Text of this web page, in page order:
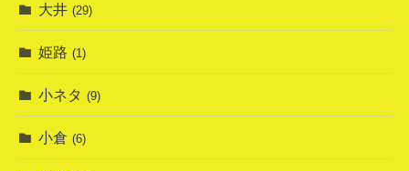
大井 (29)
姫路 (1)
小ネタ (9)
小倉 (6)